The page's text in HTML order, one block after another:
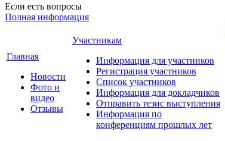
Если есть вопросы
Полная информация
Главная
Новости
Фото и
видео
Отзывы
Участникам
Информация для участников
Регистрация участников
Список участников
Информация для докладчиков
Отправить тезис выступления
Информация по
конференциям прошлых лет